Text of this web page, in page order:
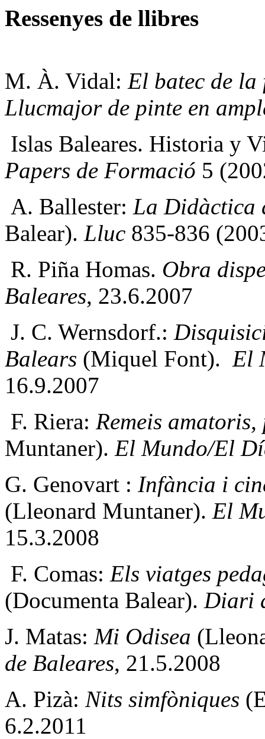
Ressenyes de llibres
M. À. Vidal: El batec de la
Llucmajor de pinte en
Islas Baleares. Historia y
Papers de Formació 5
A. Ballester: La Didàctica
Balear). Lluc 835-836
R. Piña Homas. Obra
Baleares, 23.6.2007
J. C. Wernsdorf.:
Balears (Miquel Font). El
16.9.2007
F. Riera: Remeis
Muntaner). El Mundo/El
G. Genovart : Infància i
(Lleonard Muntaner). El
15.3.2008
F. Comas: Els viatges
(Documenta Balear). Diari
J. Matas: Mi Odisea
de Baleares, 21.5.2008
A. Pizà: Nits simfòniques
6.2.2011